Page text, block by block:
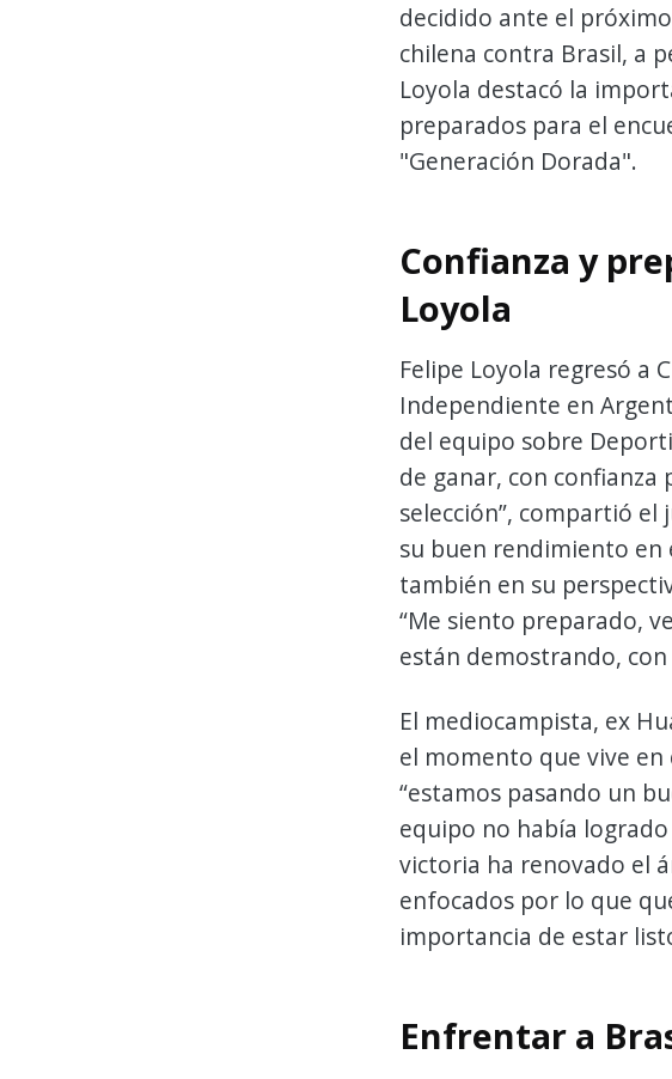
decidido ante el
chilena contra Brasil, a
Loyola destacó la
preparados para el
"Generación Dorada".
Confianza y
Loyola
Felipe Loyola regresó a
Independiente en
del equipo sobre
de ganar, con confianza
selección”, compartió
su buen rendimiento en
también en su
“Me siento preparado,
están demostrando, con
El mediocampista, ex
el momento que vive
“estamos pasando un
equipo no había
victoria ha renovado el
enfocados por lo que
importancia de estar
Enfrentar a